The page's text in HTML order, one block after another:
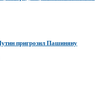
пригрозил Пашиняну